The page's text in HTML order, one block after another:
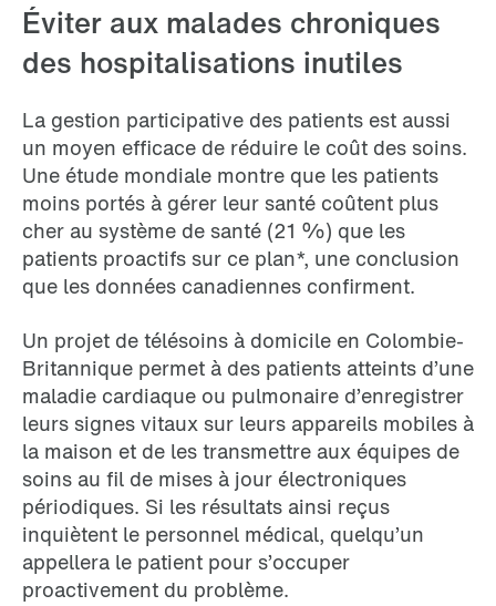
Éviter aux malades chroniques
des hospitalisations inutiles
La gestion participative des patients est aussi
un moyen efficace de réduire le coût des soins.
Une étude mondiale montre que les patients
moins portés à gérer leur santé coûtent plus
cher au système de santé (21 %) que les
patients proactifs sur ce plan*, une conclusion
que les données canadiennes confirment.
Un projet de télésoins à domicile en Colombie-
Britannique permet à des patients atteints d’une
maladie cardiaque ou pulmonaire d’enregistrer
leurs signes vitaux sur leurs appareils mobiles à
la maison et de les transmettre aux équipes de
soins au fil de mises à jour électroniques
périodiques. Si les résultats ainsi reçus
inquiètent le personnel médical, quelqu’un
appellera le patient pour s’occuper
proactivement du problème.